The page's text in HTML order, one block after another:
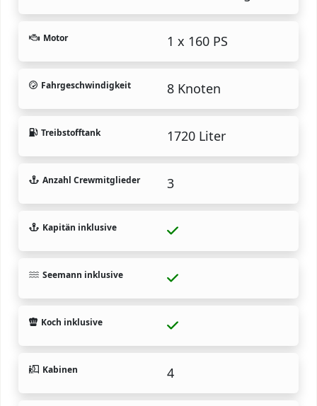
Motor 1 x 160 PS
Fahrgeschwindigkeit 8 Knoten
Treibstofftank 1720 Liter
Anzahl Crewmitglieder 3
Kapitän inklusive
Seemann inklusive
Koch inklusive
Kabinen 4